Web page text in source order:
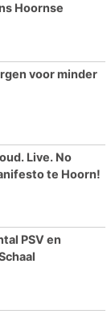
Hoornse
voor minder
Live. No
te Hoorn!
PSV en